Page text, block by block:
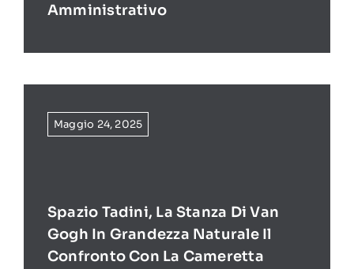
Amministrativo
Maggio 24, 2025
Spazio Tadini, La Stanza Di Van
Gogh In Grandezza Naturale Il
Confronto Con La Cameretta